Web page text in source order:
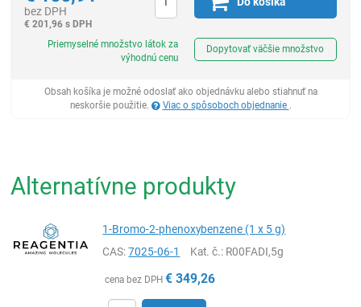
bez DPH
€ 201,96 s DPH
Priemyselné množstvo látok za
výhodnú cenu
Dopytovať väčšie množstvo
Obsah košíka je možné odoslať ako objednávku alebo stiahnuť na
neskoršie použitie.
Viac o spôsoboch objednanie .
Alternatívne produkty
1-Bromo-2-phenoxybenzene (1 x 5 g)
CAS:7025-06-1 Kat. č.: R00FADI,5g
cena bez DPH € 349,26